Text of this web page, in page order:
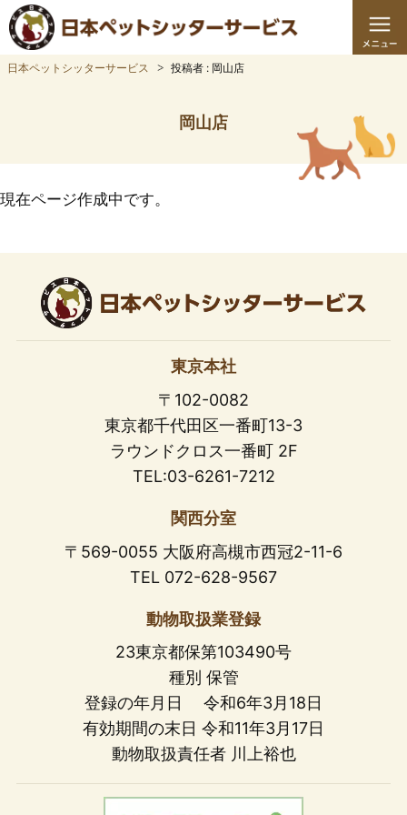
日本ペットシッターサービス 投稿者 : 岡山店
岡山店
現在ページ作成中です。
東京本社
〒102-0082
東京都千代田区一番町13-3
ラウンドクロス一番町 2F
TEL:03-6261-7212
関西分室
〒569-0055 大阪府高槻市西冠2-11-6
TEL 072-628-9567
動物取扱業登録
23東京都保第103490号
種別 保管
登録の年月日 令和6年3月18日
有効期間の末日 令和11年3月17日
動物取扱責任者 川上裕也